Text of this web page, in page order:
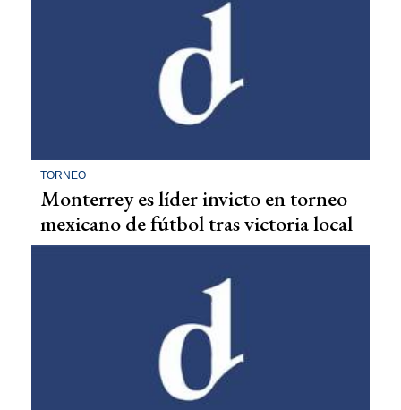
TORNEO
Monterrey es líder invicto en torneo
mexicano de fútbol tras victoria local